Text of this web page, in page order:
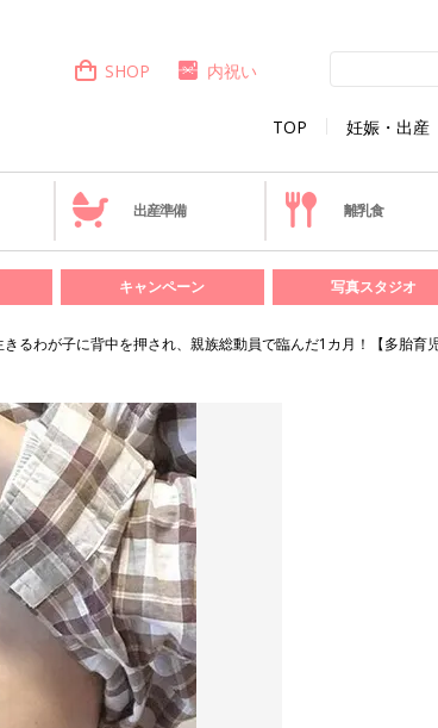
TOP 妊娠・出産
SHOP 内祝い
出産準備 離乳食
キャンペーン 写真スタジオ
るわが子に背中を押され、親族総動員で臨んだ1カ月！【多胎育児